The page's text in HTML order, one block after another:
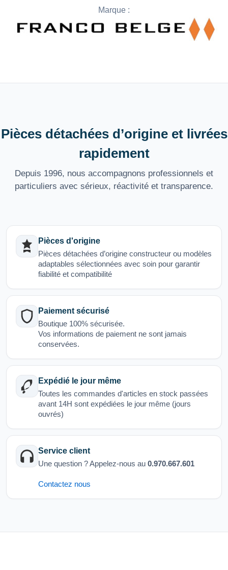
Marque :
Pièces détachées d’origine et livrées
rapidement
Depuis 1996, nous accompagnons professionnels et
particuliers avec sérieux, réactivité et transparence.
Pièces d'origine
Pièces détachées d’origine constructeur ou modèles
adaptables sélectionnées avec soin pour garantir
fiabilité et compatibilité
Paiement sécurisé
Boutique 100% sécurisée.
Vos informations de paiement ne sont jamais
conservées.
Expédié le jour même
Toutes les commandes d'articles en stock passées
avant 14H sont expédiées le jour même (jours
ouvrés)
Service client
Une question ? Appelez-nous au 0.970.667.601
Contactez nous